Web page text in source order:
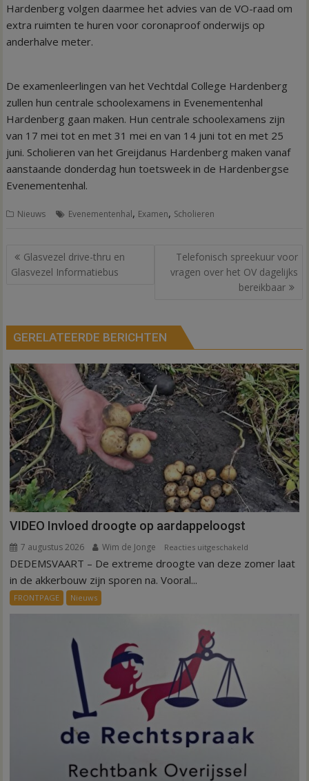
Hardenberg volgen daarmee het advies van de VO-raad om
extra ruimten te huren voor coronaproof onderwijs op
anderhalve meter.
De examenleerlingen van het Vechtdal College Hardenberg
zullen hun centrale schoolexamens in Evenementenhal
Hardenberg gaan maken. Hun centrale schoolexamens zijn
van 17 mei tot en met 31 mei en van 14 juni tot en met 25
juni. Scholieren van het Greijdanus Hardenberg maken vanaf
aanstaande donderdag hun toetsweek in de Hardenbergse
Evenementenhal.
Nieuws Evenementenhal, Examen, Scholieren
Bericht
navigatie
Glasvezel drive-thru en
Glasvezel Informatiebus
Telefonisch spreekuur voor
vragen over het OV dagelijks
bereikbaar
GERELATEERDE BERICHTEN
VIDEO Invloed droogte op aardappeloogst
7 augustus 2026 Wim de Jonge Reacties uitgeschakeld
VIDEO
DEDEMSVAART – De extreme droogte van deze zomer laat
in de akkerbouw zijn sporen na. Vooral...
FRONTPAGE Nieuws